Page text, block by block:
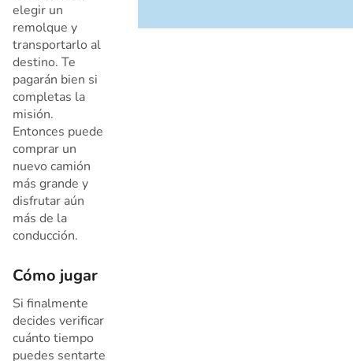
elegir un
remolque y
transportarlo al
destino. Te
pagarán bien si
completas la
misión.
Entonces puede
comprar un
nuevo camión
más grande y
disfrutar aún
más de la
conducción.
Cómo jugar
Si finalmente
decides verificar
cuánto tiempo
puedes sentarte